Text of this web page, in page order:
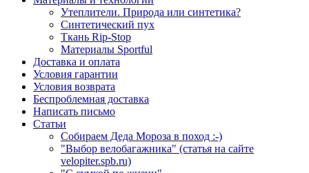
Утеплители. Природа или синтетика?
Синтетический пух
Ткань Rip-Stop
Материалы Sportful
Доставка и оплата
Условия гарантии
Условия возврата
Беспроблемная доставка
Написать письмо
Статьи
Собираем Деда Мороза в поход :-)
"Выбор велобагажника" (статья на сайте
velopiter.spb.ru)